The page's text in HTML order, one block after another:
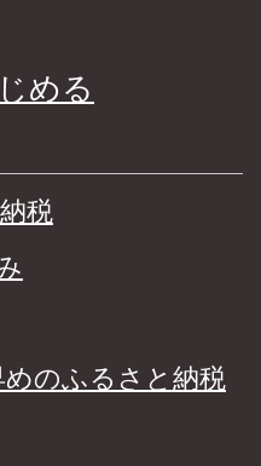
める
税
のふるさと納税